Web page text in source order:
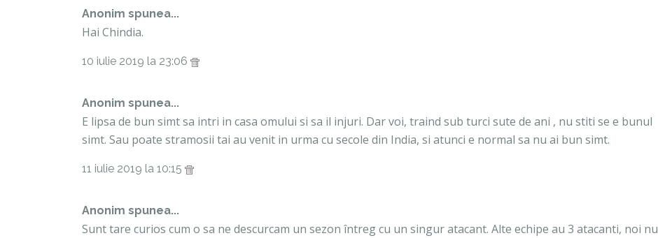
Anonim spunea...
Hai Chindia.
10 iulie 2019 la 23:06
Anonim spunea...
E lipsa de bun simt sa intri in casa omului si sa il injuri. Dar voi, traind sub turci sute de ani , nu stiti se e bunul
simt. Sau poate stramosii tai au venit in urma cu secole din India, si atunci e normal sa nu ai bun simt.
11 iulie 2019 la 10:15
Anonim spunea...
Sunt tare curios cum o sa ne descurcam un sezon întreg cu un singur atacant. Alte echipe au 3 atacanti, noi nu